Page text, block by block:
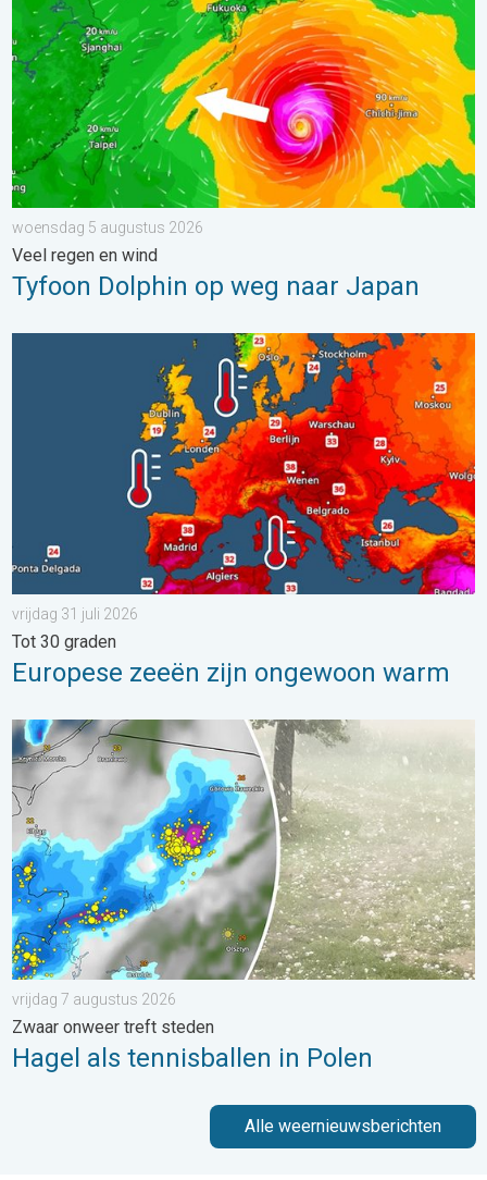
woensdag 5 augustus 2026
Veel regen en wind
Tyfoon Dolphin op weg naar Japan
Europese zeeën zijn ongewoon warm. Tot 30 graden. . .
vrijdag 31 juli 2026
Tot 30 graden
Europese zeeën zijn ongewoon warm
Hagel als tennisballen in Polen. Zwaar onweer treft steden. . .
vrijdag 7 augustus 2026
Zwaar onweer treft steden
Hagel als tennisballen in Polen
Alle weernieuwsberichten